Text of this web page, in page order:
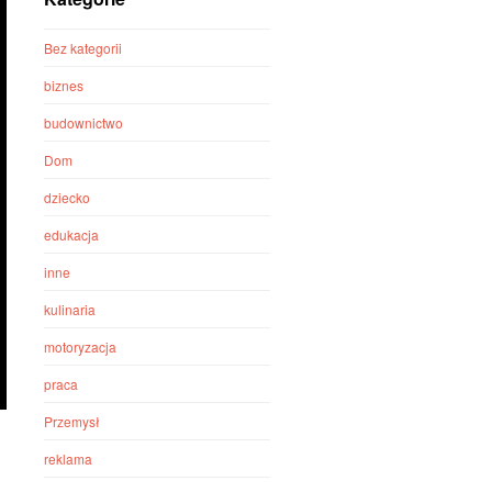
Bez kategorii
biznes
budownictwo
Dom
dziecko
edukacja
inne
kulinaria
motoryzacja
praca
Przemysł
reklama